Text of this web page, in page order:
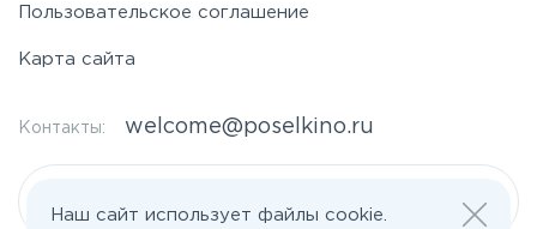
Пользовательское соглашение
Карта сайта
Контакты: welcome@poselkino.ru
Наш сайт использует файлы cookie.